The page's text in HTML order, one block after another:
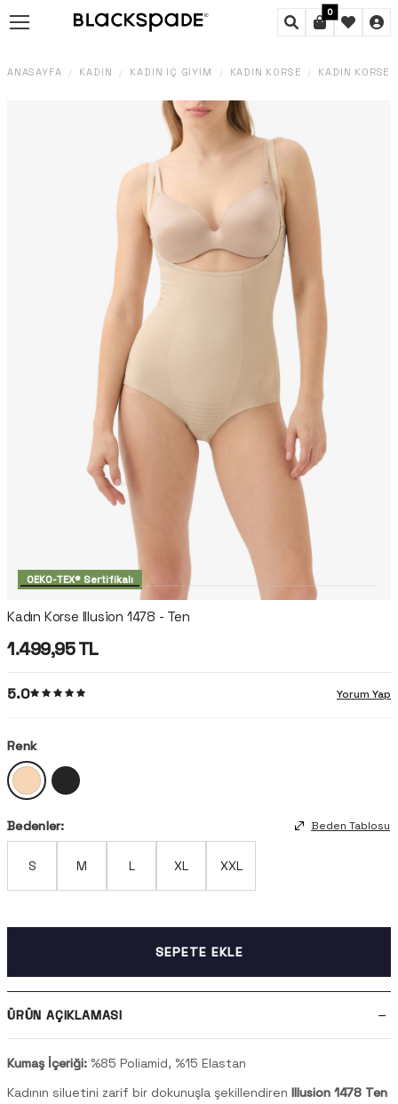
0
ANASAYFA / KADIN / KADIN İÇ GIYIM / KADIN KORSE / KADIN KORSE
OEKO-TEX® Sertifikalı
Kadın Korse Illusion 1478 - Ten
1.499,95TL
5.0 Yorum Yap
Renk
Bedenler: Beden Tablosu
S M L XL XXL
SEPETE EKLE
ÜRÜN AÇIKLAMASI
Kumaş İçeriği: %85 Poliamid, %15 Elastan
Kadının siluetini zarif bir dokunuşla şekillendiren Illusion 1478 Ten